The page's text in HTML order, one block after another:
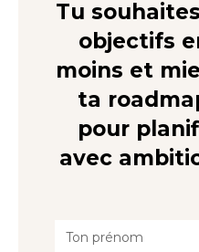
Tu
objectifs
moins et
ta
pour
avec